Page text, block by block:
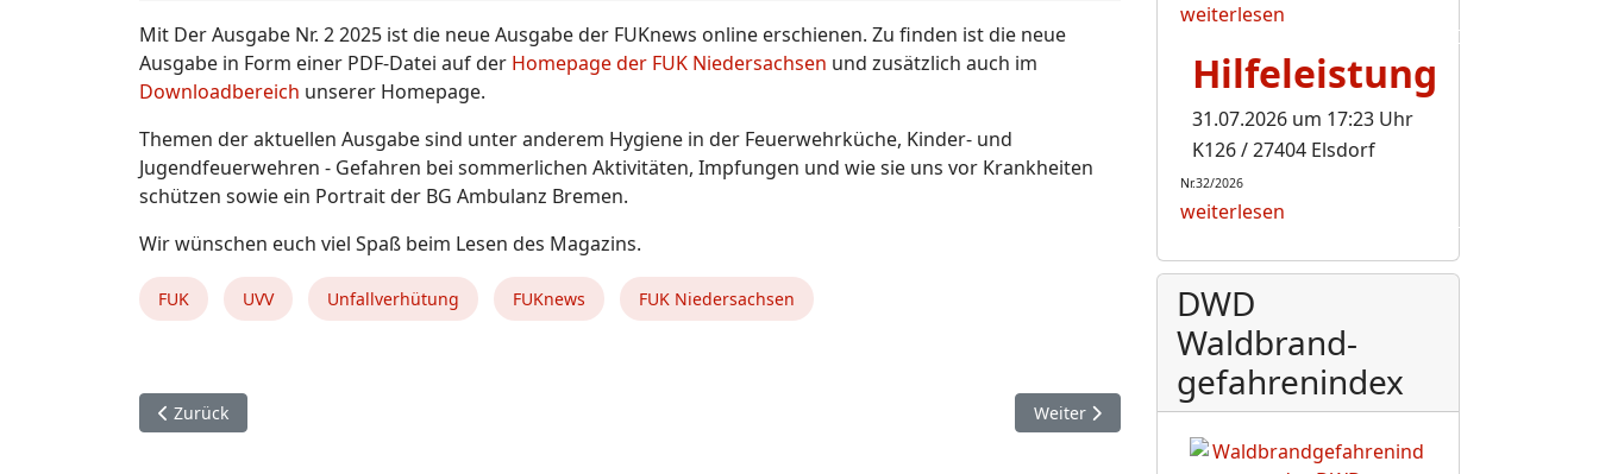
Mit Der Ausgabe Nr. 2 2025 ist die neue Ausgabe der FUKnews online erschienen. Zu finden ist die neue
Ausgabe in Form einer PDF-Datei auf der Homepage der FUK Niedersachsen und zusätzlich auch im
Downloadbereich unserer Homepage.
Themen der aktuellen Ausgabe sind unter anderem Hygiene in der Feuerwehrküche, Kinder- und
Jugendfeuerwehren - Gefahren bei sommerlichen Aktivitäten, Impfungen und wie sie uns vor Krankheiten
schützen sowie ein Portrait der BG Ambulanz Bremen.
Wir wünschen euch viel Spaß beim Lesen des Magazins.
FUK UVV Unfallverhütung FUKnews FUK Niedersachsen
Vorheriger Beitrag: Weltweite Statistik zu Batteriebränden bei Elektrofahrzeugen - EV FireSafe
Zurück Nächster Beitrag: Warn-App NINA: Zehn Jahre im Einsatz - Neue
Weiter
weiterlesen
Hilfeleistung
31.07.2026 um 17:23 Uhr
K126 / 27404 Elsdorf
Nr.32/2026
weiterlesen
DWD
Waldbrand-
gefahrenindex